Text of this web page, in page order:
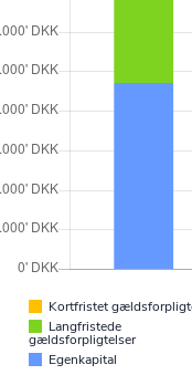
Kortfristet
Langfristede
gældsforpligtelser
Egenkapital